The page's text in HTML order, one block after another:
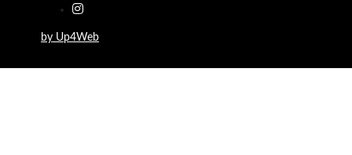
by Up4Web